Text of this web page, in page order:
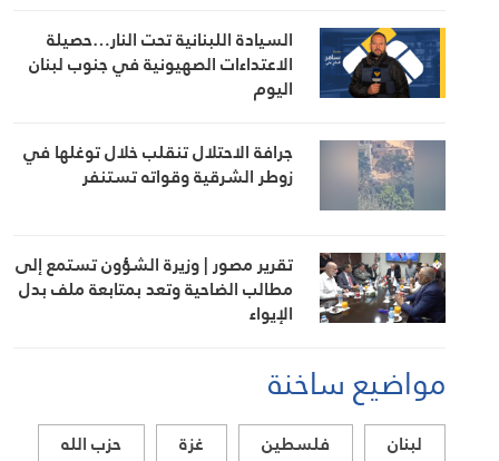
السيادة اللبنانية تحت النار…حصيلة
الاعتداءات الصهيونية في جنوب لبنان
اليوم
جرافة الاحتلال تنقلب خلال توغلها في
زوطر الشرقية وقواته تستنفر
تقرير مصور | وزيرة الشؤون تستمع إلى
مطالب الضاحية وتعد بمتابعة ملف بدل
الإيواء
مواضيع ساخنة
لبنان فلسطين غزة
حزب الله